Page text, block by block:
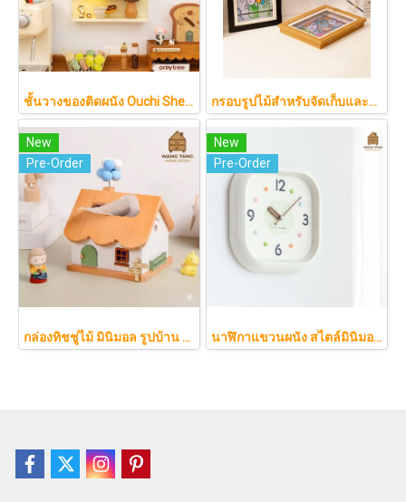
ชั้นวางของติดผนัง Ouchi Shelf (おうちシェルフ) ดีไซน์บ้านไม้สุดน่ารัก ช่วยจัดระเบียบของสะสมให้ดูอบอุ่นสไตล์ญี่ปุ่น กรอบรูปไม้สำหรับจัดเก็บและโชว์ผลงานศิลปะเด็ก เปิดปิดได้ เปลี่ยนรูปง่าย Chieko
New
Pre-Order
กล่องทิชชู่ไม้ มินิมอล รูปบ้าน Nordic แต่งบ้านน่ารัก ฝาแม่เหล็ก มีช่องเสียบการ์ด (สำหรับทิชชู่ไซส์ S)
New
Pre-Order
นาฬิกาแขวนผนัง สไตล์มินิมอลโมเดิร์น โทนสีครีมนวลพาสเทล ดีไซน์สี่เหลี่ยมโค้งมนสวยเก๋ เดินเงียบสนิทไร้เสียงรบกวน รุ่น SAWA แบรนด์ NEO KOREA